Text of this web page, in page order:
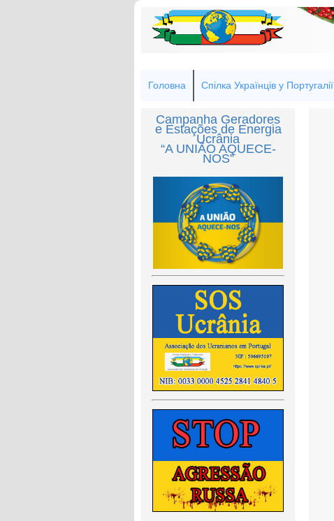
Головна Спілка Українців у Португалії
Campanha Geradores
e Estações de Energia
Ucrânia
“A UNIÃO AQUECE-
NOS”